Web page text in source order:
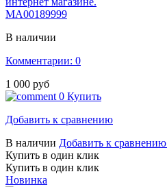
МА00189999
В наличии
Комментарии: 0
1 000 руб
0 Купить
Добавить к сравнению
В наличии Добавить к сравнению
Купить в один клик
Купить в один клик
Новинка